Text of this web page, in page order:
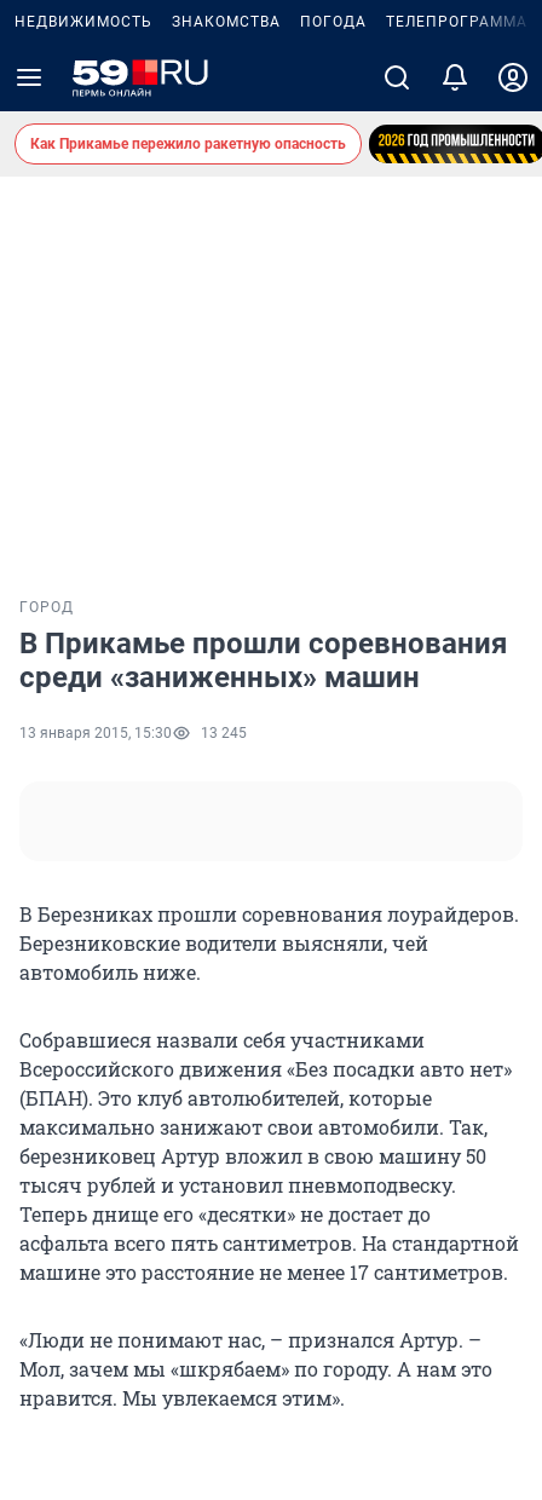
НЕДВИЖИМОСТЬ ЗНАКОМСТВА ПОГОДА ТЕЛЕПРОГРАММА
Как Прикамье пережило ракетную опасность
ГОРОД
В Прикамье прошли соревнования
среди «заниженных» машин
13 января 2015, 15:30 13 245
В Березниках прошли соревнования лоурайдеров.
Березниковские водители выясняли, чей
автомобиль ниже.
Собравшиеся назвали себя участниками
Всероссийского движения «Без посадки авто нет»
(БПАН). Это клуб автолюбителей, которые
максимально занижают свои автомобили. Так,
березниковец Артур вложил в свою машину 50
тысяч рублей и установил пневмоподвеску.
Теперь днище его «десятки» не достает до
асфальта всего пять сантиметров. На стандартной
машине это расстояние не менее 17 сантиметров.
«Люди не понимают нас, – признался Артур. –
Мол, зачем мы «шкрябаем» по городу. А нам это
нравится. Мы увлекаемся этим».